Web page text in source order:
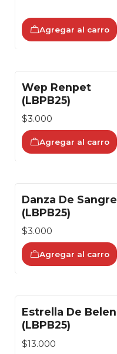
Agregar al carro
Wep Renpet
(LBPB25)
$3.000
Agregar al carro
Danza De Sangre
(LBPB25)
$3.000
Agregar al carro
Agotado
Estrella De Belen
(LBPB25)
$13.000